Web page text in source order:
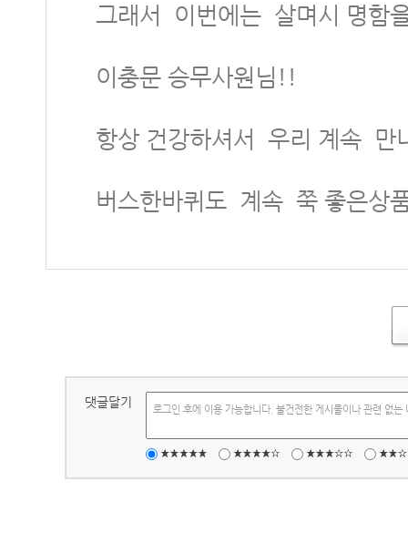
그래서 이번에는 살며시 명함
이충문 승무사원님!!
항상 건강하셔서 우리 계속 만
버스한바퀴도 계속 쭉 좋은상
댓글달기
로그인 후에 이용 가능합니다. 불건전한 게시물이나 관련 없